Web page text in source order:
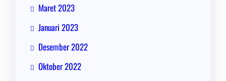
Maret 2023
Januari 2023
Desember 2022
Oktober 2022